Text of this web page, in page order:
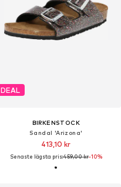
DEAL
BIRKENSTOCK
Sandal 'Arizona'
413,10 kr
Senaste lägsta pris:459,00 kr-10%